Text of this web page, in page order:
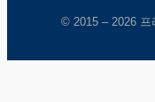
© 2015 – 2026 프